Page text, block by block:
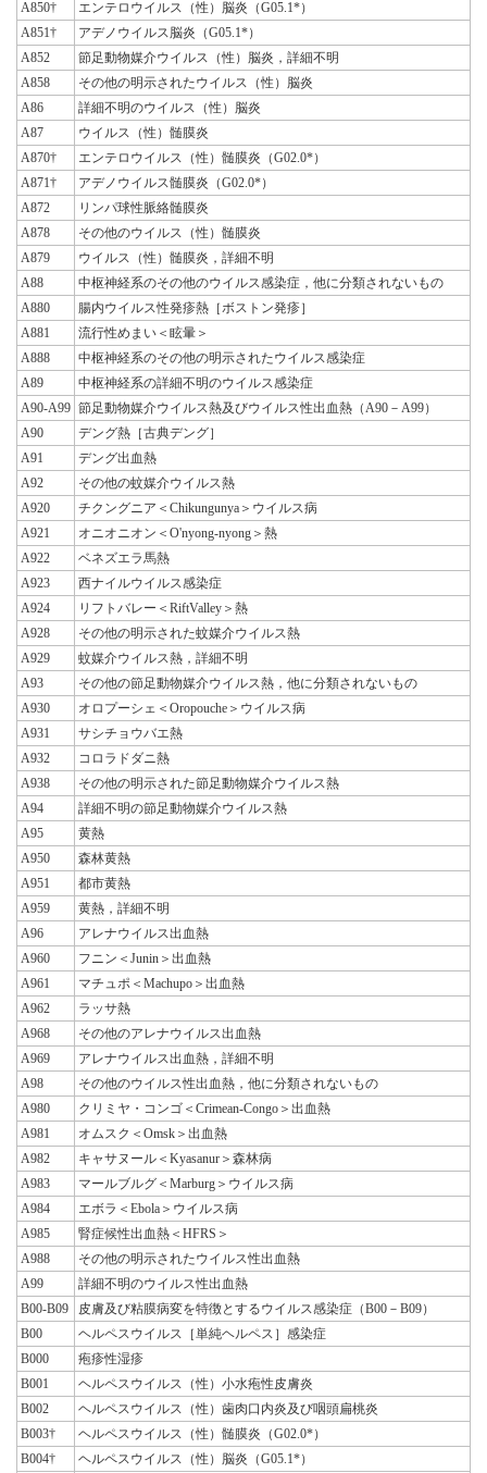
A850†
エンテロウイルス（性）脳炎（G05.1*）
A851†
アデノウイルス脳炎（G05.1*）
A852
節足動物媒介ウイルス（性）脳炎，詳細不明
A858
その他の明示されたウイルス（性）脳炎
A86
詳細不明のウイルス（性）脳炎
A87
ウイルス（性）髄膜炎
A870†
エンテロウイルス（性）髄膜炎（G02.0*）
A871†
アデノウイルス髄膜炎（G02.0*）
A872
リンパ球性脈絡髄膜炎
A878
その他のウイルス（性）髄膜炎
A879
ウイルス（性）髄膜炎，詳細不明
A88
中枢神経系のその他のウイルス感染症，他に分類されないもの
A880
腸内ウイルス性発疹熱［ボストン発疹］
A881
流行性めまい＜眩暈＞
A888
中枢神経系のその他の明示されたウイルス感染症
A89
中枢神経系の詳細不明のウイルス感染症
A90-A99 節足動物媒介ウイルス熱及びウイルス性出血熱（A90－A99）
A90
デング熱［古典デング］
A91
デング出血熱
A92
その他の蚊媒介ウイルス熱
A920
チクングニア＜Chikungunya＞ウイルス病
A921
オニオニオン＜O'nyong-nyong＞熱
A922
ベネズエラ馬熱
A923
西ナイルウイルス感染症
A924
リフトバレー＜RiftValley＞熱
A928
その他の明示された蚊媒介ウイルス熱
A929
蚊媒介ウイルス熱，詳細不明
A93
その他の節足動物媒介ウイルス熱，他に分類されないもの
A930
オロプーシェ＜Oropouche＞ウイルス病
A931
サシチョウバエ熱
A932
コロラドダニ熱
A938
その他の明示された節足動物媒介ウイルス熱
A94
詳細不明の節足動物媒介ウイルス熱
A95
黄熱
A950
森林黄熱
A951
都市黄熱
A959
黄熱，詳細不明
A96
アレナウイルス出血熱
A960
フニン＜Junin＞出血熱
A961
マチュポ＜Machupo＞出血熱
A962
ラッサ熱
A968
その他のアレナウイルス出血熱
A969
アレナウイルス出血熱，詳細不明
A98
その他のウイルス性出血熱，他に分類されないもの
A980
クリミヤ・コンゴ＜Crimean-Congo＞出血熱
A981
オムスク＜Omsk＞出血熱
A982
キャサヌール＜Kyasanur＞森林病
A983
マールブルグ＜Marburg＞ウイルス病
A984
エボラ＜Ebola＞ウイルス病
A985
腎症候性出血熱＜HFRS＞
A988
その他の明示されたウイルス性出血熱
A99
詳細不明のウイルス性出血熱
B00-B09
皮膚及び粘膜病変を特徴とするウイルス感染症（B00－B09）
B00
ヘルペスウイルス［単純ヘルペス］感染症
B000
疱疹性湿疹
B001
ヘルペスウイルス（性）小水疱性皮膚炎
B002
ヘルペスウイルス（性）歯肉口内炎及び咽頭扁桃炎
B003†
ヘルペスウイルス（性）髄膜炎（G02.0*）
B004†
ヘルペスウイルス（性）脳炎（G05.1*）